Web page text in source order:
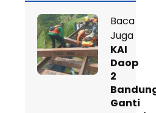
Baca
Juga
KAI
Daop
2
Ganti